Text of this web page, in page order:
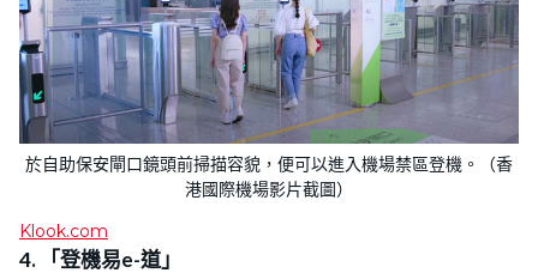
於自助保安閘口鏡頭前掃描容貌，便可以進入機場禁區登機。（​​香
港國際機場影片截圖）
Klook.com
4. 「登機易e-道」